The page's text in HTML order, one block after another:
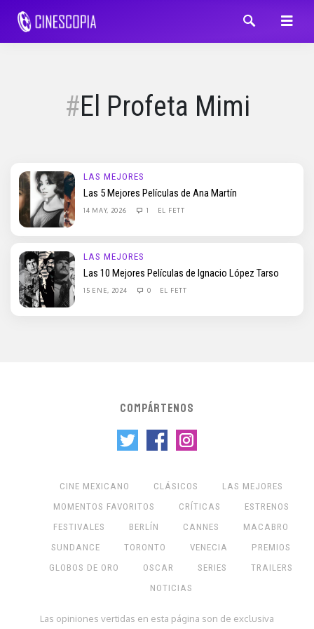
El Profeta Mimi
LAS MEJORES
Las 5 Mejores Películas de Ana Martín
14 MAY, 2026 1 EL FETT
LAS MEJORES
Las 10 Mejores Películas de Ignacio López Tarso
15 ENE, 2024 0 EL FETT
COMPÁRTENOS
CINE MEXICANO CLÁSICOS
LAS MEJORES
MOMENTOS FAVORITOS
CRÍTICAS
ESTRENOS
FESTIVALES
BERLÍN CANNES
MACABRO
SUNDANCE
TORONTO VENECIA
PREMIOS
GLOBOS DE ORO
OSCAR SERIES
TRAILERS
NOTICIAS
Las opiniones vertidas en esta página son de exclusiva